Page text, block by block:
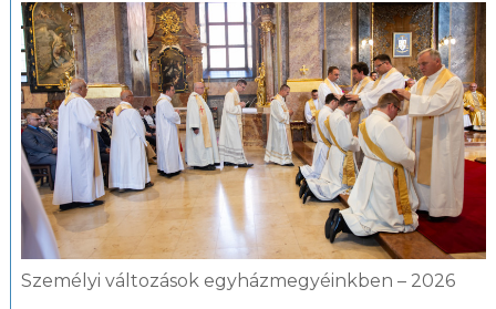
Személyi változások egyházmegyéinkben – 2026